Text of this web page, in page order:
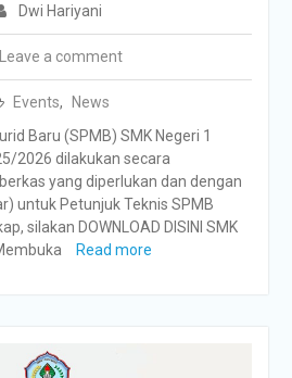
Dwi Hariyani
Leave a comment
Events,
News
Baru (SPMB) SMK Negeri 1
2026 dilakukan secara
yang diperlukan dan dengan
untuk Petunjuk Teknis SPMB
silakan DOWNLOAD DISINI SMK
Read more